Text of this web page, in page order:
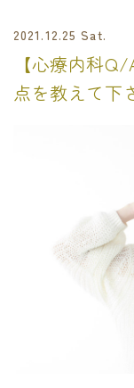
2021.12.25 Sat.
【心療内科
点を教えて下